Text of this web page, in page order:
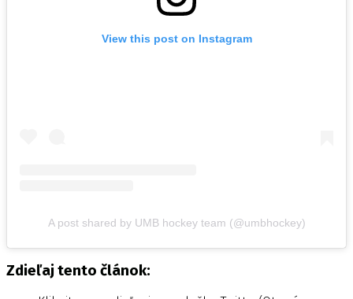
View this post on Instagram
A post shared by UMB hockey team (@umbhockey)
Zdieľaj tento článok: